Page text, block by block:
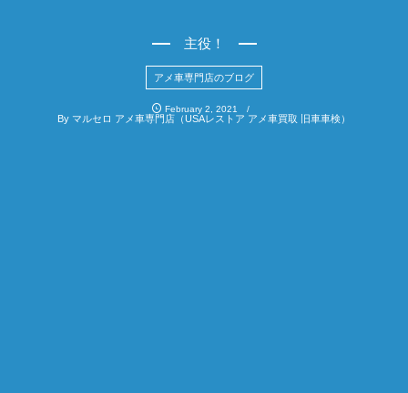
主役！
アメ車専門店のブログ
February 2, 2021
By マルセロ アメ車専門店（USAレストア アメ車買取 旧車車検）